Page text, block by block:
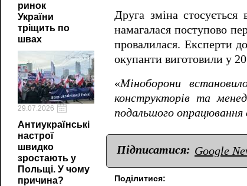
ринок
України
тріщить по
швах
29.07.2026
Антиукраїнські
настрої
швидко
зростають у
Польщі. У чому
причина?
Друга зміна стосується
намагалася поступово
провалилася. Експерти
окупанти виготовили у
«Міноборони
конструкторів та
подальшого опрацювання
Підписатися: Google
Поділитися: